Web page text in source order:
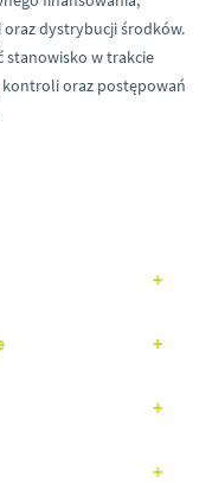
oraz dystrybucji środków.
stanowisko w trakcie
oraz postępowań